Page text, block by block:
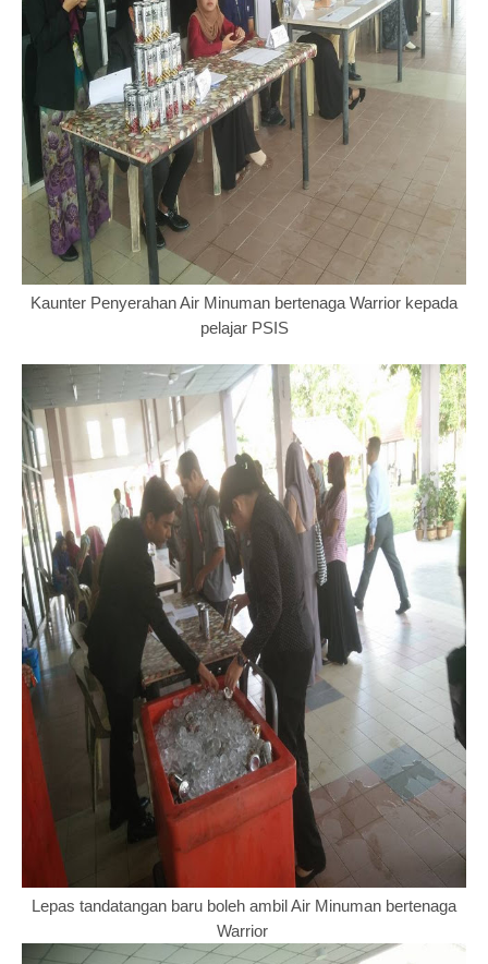
Kaunter Penyerahan Air Minuman bertenaga Warrior kepada
pelajar PSIS
Lepas tandatangan baru boleh ambil Air Minuman bertenaga
Warrior